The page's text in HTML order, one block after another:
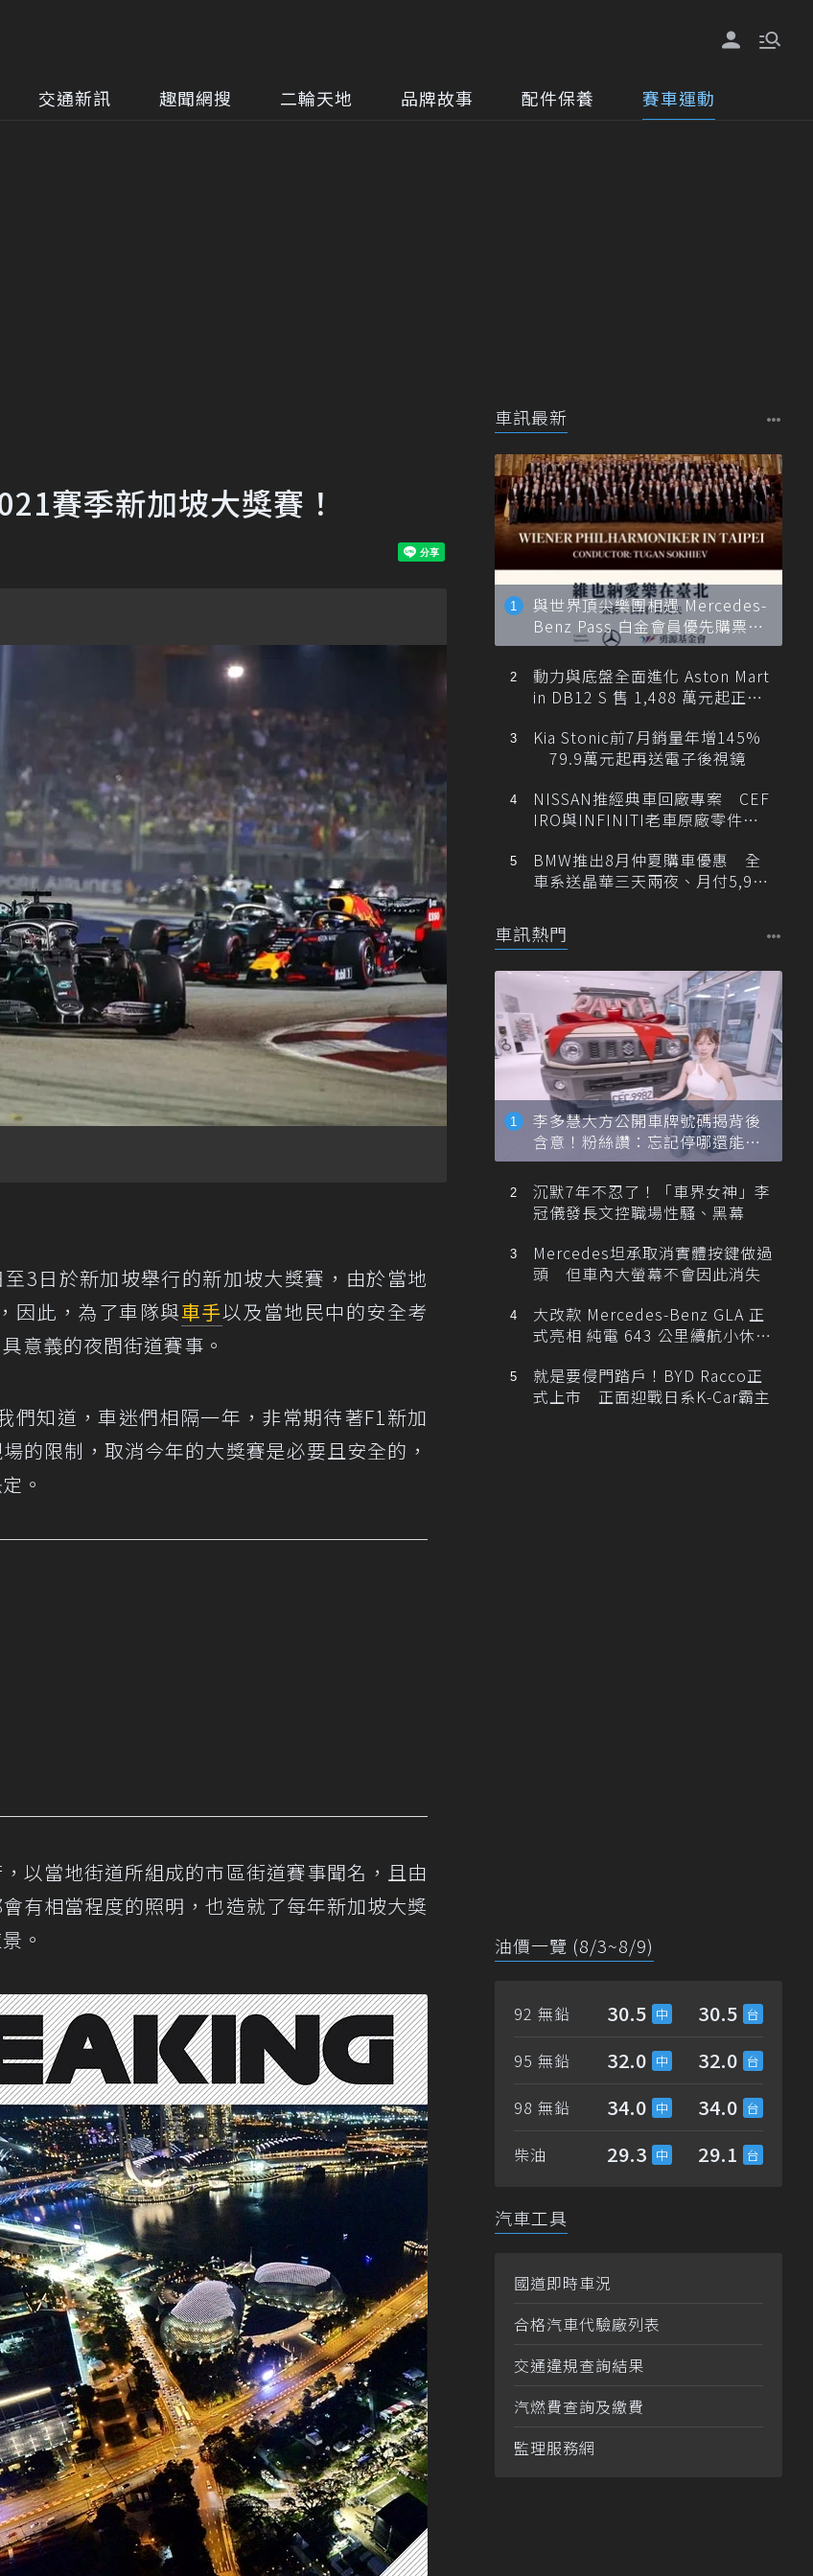
交通新訊 趣聞網搜 二輪天地 品牌故事 配件保養 賽車運動
賽季新加坡大獎賽！
3日於新加坡舉行的新加坡大獎賽，由於當地
因此，為了車隊與車手以及當地民中的安全考
意義的夜間街道賽事。
們知道，車迷們相隔一年，非常期待著F1新加
的限制，取消今年的大獎賽是必要且安全的，
。
以當地街道所組成的市區街道賽事聞名，且由
有相當程度的照明，也造就了每年新加坡大獎
。
車訊最新
與世界頂尖樂團相遇 Mercedes-
Benz Pass 白金會員優先購票維
也納愛樂
動力與底盤全面進化 Aston Mart
in DB12 S 售 1,488 萬元起正式
Kia Stonic前7月銷量年增145%
79.9萬元起再送電子後視鏡
NISSAN推經典車回廠專案 CEF
IRO與INFINITI老車原廠零件最
BMW推出8月仲夏購車優惠 全
車系送晶華三天兩夜、月付5,900
車訊熱門
李多慧大方公開車牌號碼揭背後
含意！粉絲讚：忘記停哪還能幫
忙找車
沉默7年不忍了！「車界女神」李
冠儀發長文控職場性騷、黑幕
Mercedes坦承取消實體按鍵做過
頭 但車內大螢幕不會因此消失
大改款 Mercedes-Benz GLA 正
式亮相 純電 643 公里續航小休
就是要侵門踏戶！BYD Racco正
式上市 正面迎戰日系K-Car霸主
油價一覽 (8/3~8/9)
92 無鉛 30.5 30.5
95 無鉛 32.0 32.0
98 無鉛 34.0 34.0
柴油 29.3 29.1
汽車工具
國道即時車況
合格汽車代驗廠列表
交通違規查詢結果
汽燃費查詢及繳費
監理服務網